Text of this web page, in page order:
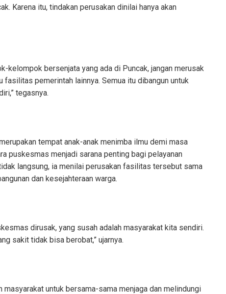
Karena itu, tindakan perusakan dinilai hanya akan
kelompok bersenjata yang ada di Puncak, jangan merusak
fasilitas pemerintah lainnya. Semua itu dibangun untuk
tegasnya.
tempat anak-anak menimba ilmu demi masa
puskesmas menjadi sarana penting bagi pelayanan
langsung, ia menilai perusakan fasilitas tersebut sama
dan kesejahteraan warga.
dirusak, yang susah adalah masyarakat kita sendiri.
sakit tidak bisa berobat,” ujarnya.
masyarakat untuk bersama-sama menjaga dan melindungi